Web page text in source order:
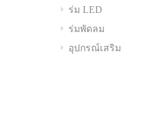
ร่ม LED
ร่มพัดลม
อุปกรณ์เสริม